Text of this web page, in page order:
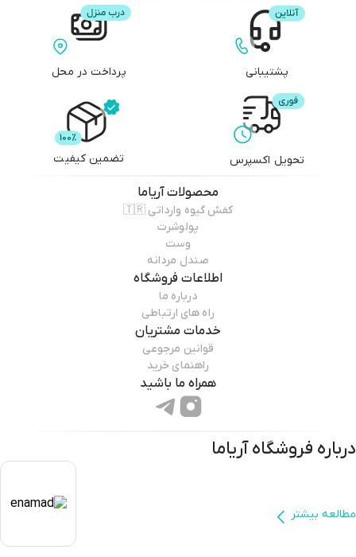
پشتیبانی پرداخت در محل
تحویل اکسپرس تضمین کیفیت
محصولاتآریاما
کفش گیوه وارداتی 🇹🇷
پولوشرت
وست
صندل مردانه
اطلاعات فروشگاه
درباره ما
راه های ارتباطی
خدمات مشتریان
قوانین مرجوعی
راهنمای خرید
همراه ما باشید
درباره فروشگاهآریاما
مطالعه بیشتر